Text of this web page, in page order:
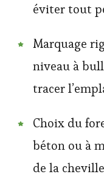
éviter tout
Marquage
niveau à
tracer
Choix du
béton ou à
de la